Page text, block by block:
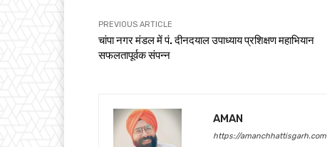
PREVIOUS ARTICLE
चांपा नगर मंडल में पं. दीनदयाल उपाध्याय प्रशिक्षण महाभियान
सफलतापूर्वक संपन्न
AMAN
https://amanchhattisgarh.com